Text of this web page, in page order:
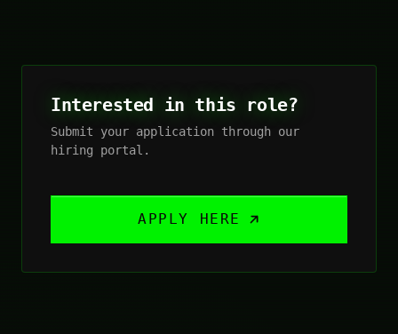
Interested in this role?
Submit your application through our
hiring portal.
APPLY HERE